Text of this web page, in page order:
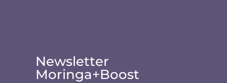
Newsletter
Moringa+Boost